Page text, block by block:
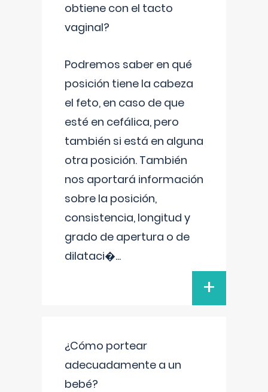
obtiene con el tacto
vaginal?
Podremos saber en qué
posición tiene la cabeza
el feto, en caso de que
esté en cefálica, pero
también si está en alguna
otra posición. También
nos aportará información
sobre la posición,
consistencia, longitud y
grado de apertura o de
dilataci�...
+
¿Cómo portear
adecuadamente a un
bebé?